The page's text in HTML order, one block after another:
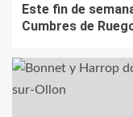
Este fin de
Cumbres de